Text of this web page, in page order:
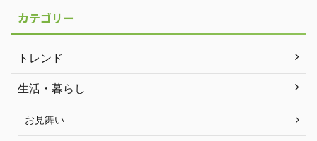
カテゴリー
トレンド
生活・暮らし
お見舞い